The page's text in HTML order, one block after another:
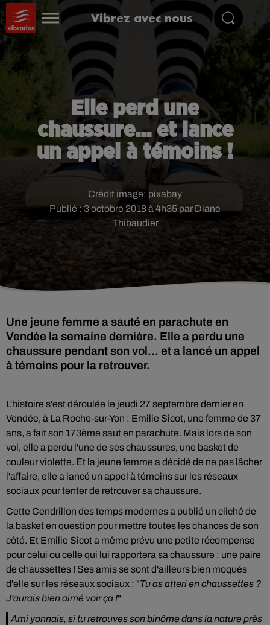
Vibrez avec nous
Elle perd une
chaussure... et lance
un appel à témoins !
Publié : 3 octobre 2018 à 4h35 par Diane
Thibaudier
Crédit image: pixabay
Une jeune femme a sauté en parachute en
Vendée la semaine dernière. Elle a perdu une
chaussure pendant son vol... et a lancé un appel
à témoins pour la retrouver.
L'histoire s'est déroulée le jeudi 27 septembre dernier en
Vendée, à La Roche-sur-Yon : Emilie Sicot, une femme de 37
ans, a fait son 173ème saut en parachute. Mais lors de son
vol, elle a perdu l'une de ses chaussures, une basket de
couleur violette. Et la jeune femme a décidé de ne pas lâcher
l'affaire, elle a lancé un appel à témoins sur les réseaux
sociaux pour tenter de retrouver sa chaussure.
Cette Cendrillon des temps modernes a publié un cliché de
la basket en question pour mettre toutes les chances de son
côté. Et Emilie Sicot a même prévu une petite récompense
pour celui ou celle qui lui rapportera sa chaussure : une paire
de chaussettes ! Ses amis se sont d'ailleurs bien moqués
d'elle sur les réseaux sociaux : "Tu as atteri en chaussettes ?
J'aurais bien aimé voir ça !"
Ami yonnais, si tu retrouves son binôme dans la nature près